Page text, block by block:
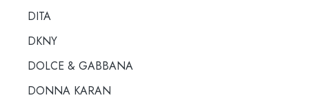
DITA
DKNY
DOLCE & GABBANA
DONNA KARAN